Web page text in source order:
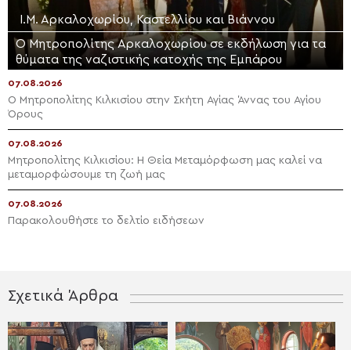
Ι.Μ. Αρκαλοχωρίου, Καστελλίου και Βιάννου
Ο Μητροπολίτης Αρκαλοχωρίου σε εκδήλωση για τα
θύματα της ναζιστικής κατοχής της Εμπάρου
07.08.2026
Ο Μητροπολίτης Κιλκισίου στην Σκήτη Αγίας Άννας του Αγίου
Όρους
07.08.2026
Μητροπολίτης Κιλκισίου: Η Θεία Μεταμόρφωση μας καλεί να
μεταμορφώσουμε τη ζωή μας
07.08.2026
Παρακολουθήστε το δελτίο ειδήσεων
Σχετικά Άρθρα